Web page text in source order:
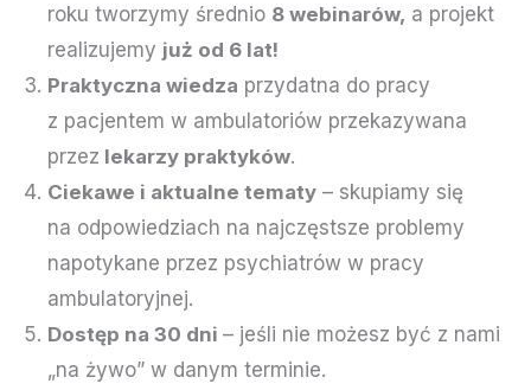
roku tworzymy średnio 8 webinarów, a projekt
realizujemy już od 6 lat!
Praktyczna wiedza przydatna do pracy
z pacjentem w ambulatoriów przekazywana
przez lekarzy praktyków.
Ciekawe i aktualne tematy – skupiamy się
na odpowiedziach na najczęstsze problemy
napotykane przez psychiatrów w pracy
ambulatoryjnej.
Dostęp na 30 dni – jeśli nie możesz być z nami
„na żywo” w danym terminie.